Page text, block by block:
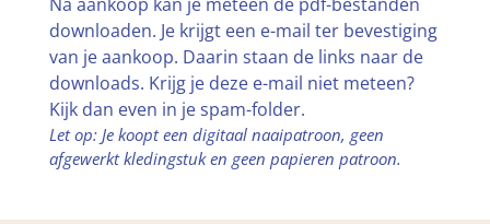
downloaden. Je krijgt een e-mail ter bevestiging
van je aankoop. Daarin staan de links naar de
downloads. Krijg je deze e-mail niet meteen?
Kijk dan even in je spam-folder.
Let op: Je koopt een digitaal naaipatroon, geen
afgewerkt kledingstuk en geen papieren patroon.